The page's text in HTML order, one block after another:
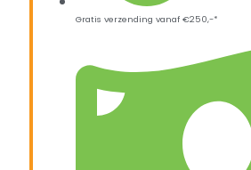
Gratis verzending vanaf €250,-*